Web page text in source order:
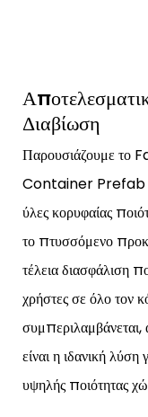
Διαβίωση
Παρουσιάζουμε
Container Prefab
ύλες κορυφαίας
το πτυσσόμενο
τέλεια διασφάλιση
χρήστες σε όλο τον
συμπεριλαμβάνεται,
είναι η ιδανική λύση
υψηλής ποιότητας